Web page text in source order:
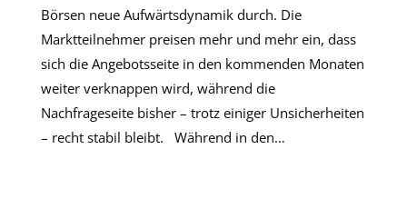
Börsen neue Aufwärtsdynamik durch. Die
Marktteilnehmer preisen mehr und mehr ein, dass
sich die Angebotsseite in den kommenden Monaten
weiter verknappen wird, während die
Nachfrageseite bisher – trotz einiger Unsicherheiten
– recht stabil bleibt. Während in den…